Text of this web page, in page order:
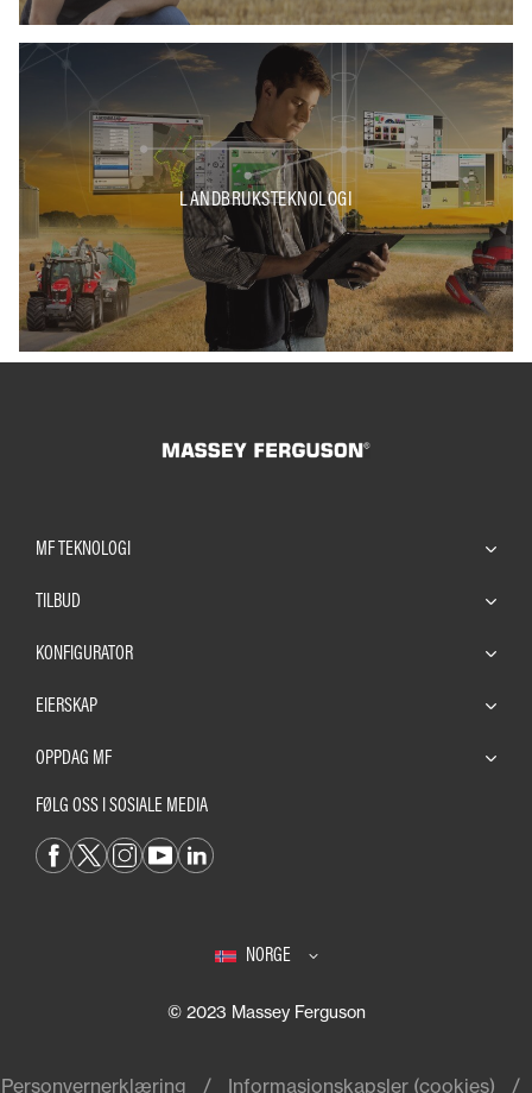
LANDBRUKSTEKNOLOGI
MF TEKNOLOGI
TILBUD
KONFIGURATOR
EIERSKAP
OPPDAG MF
FØLG OSS I SOSIALE MEDIA
NORGE
© 2023 Massey Ferguson
Personvernerklæring Informasjonskapsler (cookies)